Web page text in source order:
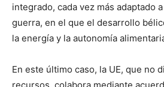
integrado, cada vez más adaptado
guerra, en el que el desarrollo
la energía y la autonomía
En este último caso, la UE, que no
recursos, colabora mediante